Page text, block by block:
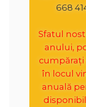
668
Sfatul
anului,
cumpărați
în locul
anuală